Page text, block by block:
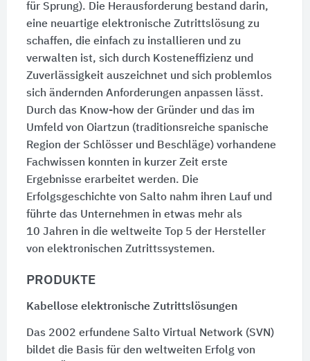
für Sprung). Die Herausforderung bestand darin,
eine neuartige elektronische Zutrittslösung zu
schaffen, die einfach zu installieren und zu
verwalten ist, sich durch Kosteneffizienz und
Zuverlässigkeit auszeichnet und sich problemlos
sich ändernden Anforderungen anpassen lässt.
Durch das Know-how der Gründer und das im
Umfeld von Oiartzun (traditionsreiche spanische
Region der Schlösser und Beschläge) vorhandene
Fachwissen konnten in kurzer Zeit erste
Ergebnisse erarbeitet werden. Die
Erfolgsgeschichte von Salto nahm ihren Lauf und
führte das Unternehmen in etwas mehr als
10 Jahren in die weltweite Top 5 der Hersteller
von elektronischen Zutrittssystemen.
PRODUKTE
Kabellose elektronische Zutrittslösungen
Das 2002 erfundene Salto Virtual Network (SVN)
bildet die Basis für den weltweiten Erfolg von